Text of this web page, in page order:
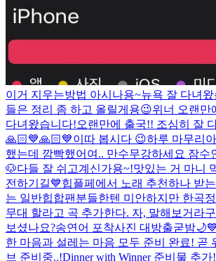
이거 지우는방법 아시나용~뉴욕 잘 다녀
들은 정리 좀 하고 올릴게용😉위너 오랜만
다녀왔습니다!오랜만에 출국!! 조심히 잘
🙏🏻💙🙏🏻💙이따 봅시다 😉하루 마무리
했는데 깜빡했어여.. 만수무강하세요 잠수
🐶다들 잘 쉬고계신가용~!맛있는 거 마니
전하기길💙힙플페에서 노래 추천하나 받
는 일반힙합팬분들한텐 미안하지만 한곡
무대 할라고 곡 추가한다. 자, 말해보거라
보셨나요?송연어 포착사진 대방출굳밤
한 마음과 설레는 마음 모두 준비 완료! 곧
브 준비중..!Dinner with Winner 준비물 추